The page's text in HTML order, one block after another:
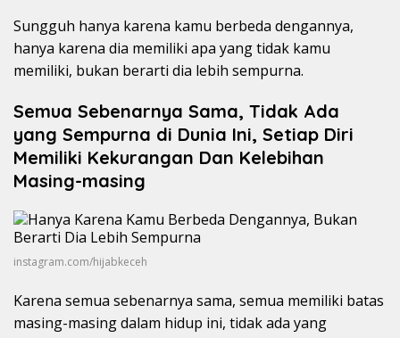
Sungguh hanya karena kamu berbeda dengannya,
hanya karena dia memiliki apa yang tidak kamu
memiliki, bukan berarti dia lebih sempurna.
Semua Sebenarnya Sama, Tidak Ada
yang Sempurna di Dunia Ini, Setiap Diri
Memiliki Kekurangan Dan Kelebihan
Masing-masing
instagram.com/hijabkeceh
Karena semua sebenarnya sama, semua memiliki batas
masing-masing dalam hidup ini, tidak ada yang